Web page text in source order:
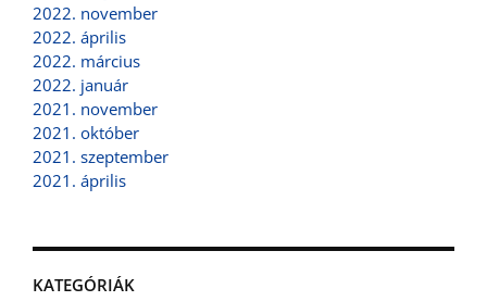
2022. november
2022. április
2022. március
2022. január
2021. november
2021. október
2021. szeptember
2021. április
KATEGÓRIÁK